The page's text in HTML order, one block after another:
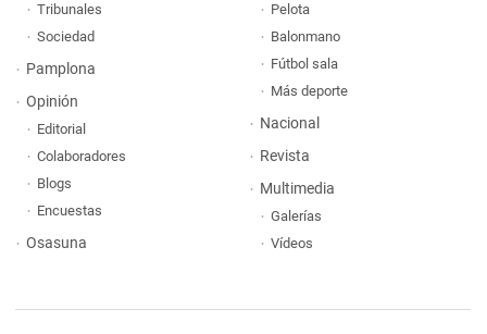
Tribunales
Sociedad
Pamplona
Opinión
Editorial
Colaboradores
Blogs
Encuestas
Osasuna
Pelota
Balonmano
Fútbol sala
Más deporte
Nacional
Revista
Multimedia
Galerías
Vídeos